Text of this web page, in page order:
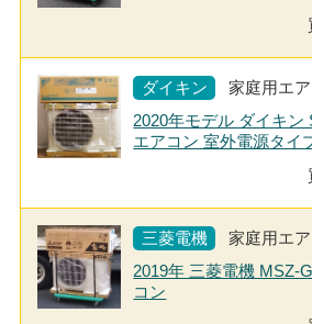
ダイキン
家庭用エ
2020年モデル ダイキン
エアコン 室外電源タイ
三菱電機
家庭用エ
2019年 三菱電機 MSZ-
コン